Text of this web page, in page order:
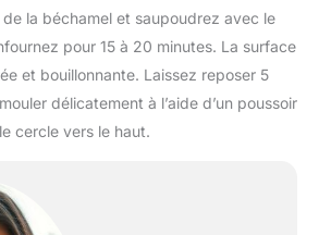
la béchamel et saupoudrez avec le
pour 15 à 20 minutes. La surface
et bouillonnante. Laissez reposer 5
délicatement à l’aide d’un poussoir
cercle vers le haut.